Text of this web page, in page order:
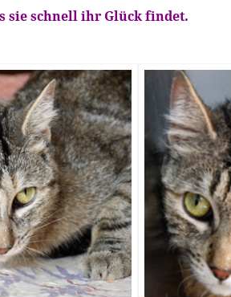
sie schnell ihr Glück findet.